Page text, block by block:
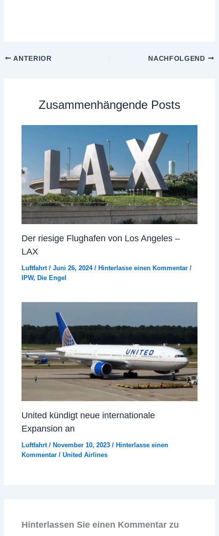
ANTERIOR NACHFOLGEND
Zusammenhängende Posts
Der riesige Flughafen von Los Angeles –
LAX
Luftfahrt/Juni 26, 2024/ Hinterlasse einen Kommentar /
IPW, Die Engel
United kündigt neue internationale
Expansion an
Luftfahrt/ November 10, 2023/ Hinterlasse einen
Kommentar /United Airlines
Hinterlassen Sie einen Kommentar zu